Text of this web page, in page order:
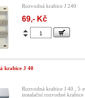
Rozvodná krabice J 240
69,- Kč
krabice J 40
Rozvodná krabice J 40 , 5
instalační rozvodné